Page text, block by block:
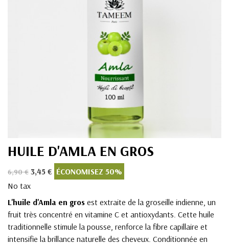
HUILE D'AMLA EN GROS
6,90 € 3,45 € ÉCONOMISEZ 50%
No tax
L'huile d'Amla en gros est extraite de la groseille indienne, un
fruit très concentré en vitamine C et antioxydants. Cette huile
traditionnelle stimule la pousse, renforce la fibre capillaire et
intensifie la brillance naturelle des cheveux. Conditionnée en